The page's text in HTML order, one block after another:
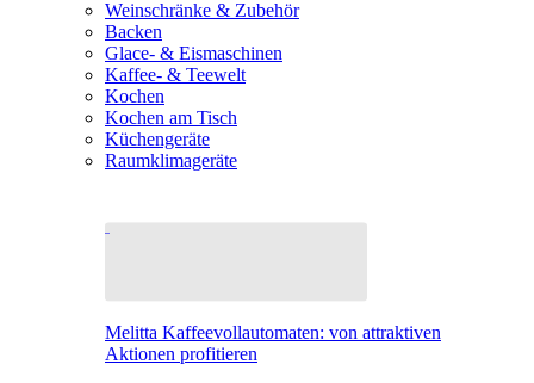
Weinschränke & Zubehör
Backen
Glace- & Eismaschinen
Kaffee- & Teewelt
Kochen
Kochen am Tisch
Küchengeräte
Raumklimageräte
Melitta Kaffeevollautomaten: von attraktiven
Aktionen profitieren